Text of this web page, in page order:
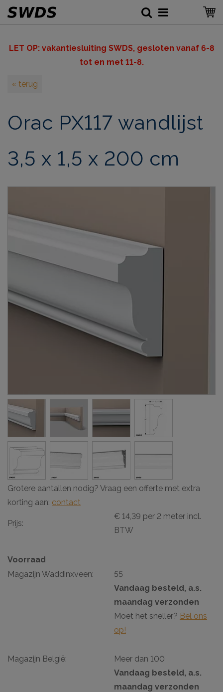
LET OP: vakantiesluiting SWDS, gesloten vanaf 6-8
tot en met 11-8.
« terug
Orac PX117 wandlijst
3,5 x 1,5 x 200 cm
Grotere aantallen nodig? Vraag een offerte met extra
korting aan: contact
Prijs:
€ 14,39 per 2 meter incl.
BTW
Voorraad
Magazijn Waddinxveen:
55
Vandaag besteld, a.s.
maandag verzonden
Moet het sneller? Bel ons
op!
Magazijn België:
Meer dan 100
Vandaag besteld, a.s.
maandag verzonden